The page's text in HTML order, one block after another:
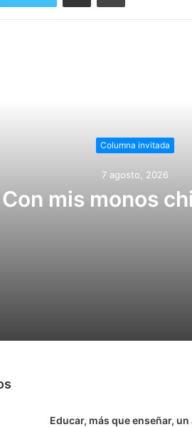
Columna invitada
7 agosto, 2026
Con mis monos
el bienestar integral de
Educar, más que enseñar, un